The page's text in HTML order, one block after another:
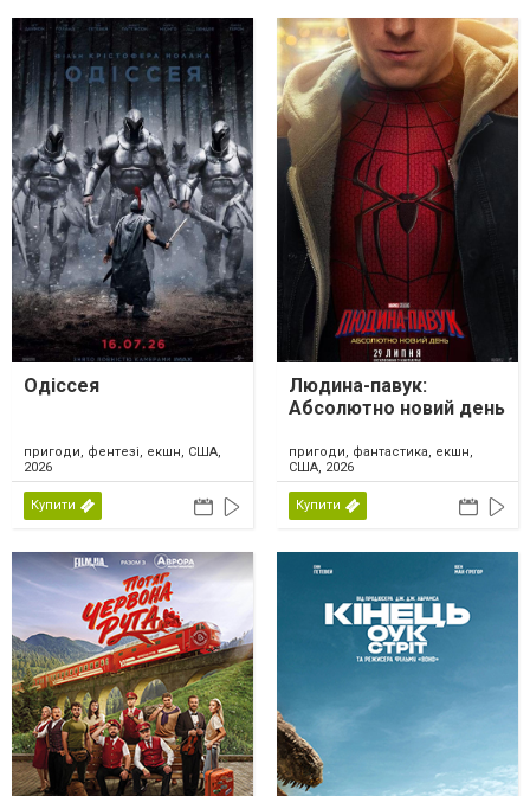
Одіссея
пригоди, фентезі, екшн, США,
2026
Купити
Людина-павук:
Абсолютно новий день
пригоди, фантастика, екшн,
США, 2026
Купити